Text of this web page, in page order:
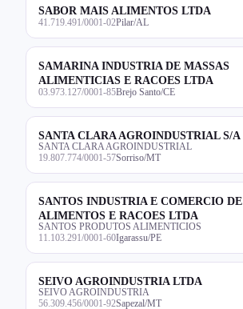
SABOR MAIS ALIMENTOS LTDA
41.719.491/0001-02Pilar/AL
SAMARINA INDUSTRIA DE MASSAS
ALIMENTICIAS E RACOES LTDA
03.973.127/0001-85Brejo Santo/CE
SANTA CLARA AGROINDUSTRIAL S/A
SANTA CLARA AGROINDUSTRIAL
19.807.774/0001-57Sorriso/MT
SANTOS INDUSTRIA E COMERCIO DE
ALIMENTOS E RACOES LTDA
SANTOS PRODUTOS ALIMENTICIOS
11.103.291/0001-60Igarassu/PE
SEIVO AGROINDUSTRIA LTDA
SEIVO AGROINDUSTRIA
56.309.456/0001-92Sapezal/MT